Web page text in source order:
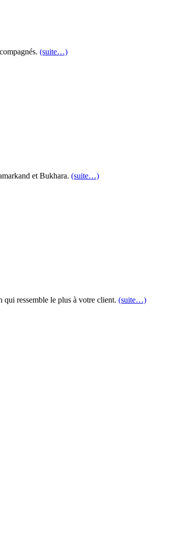
(suite…)
et Bukhara. (suite…)
qui ressemble le plus à votre client. (suite…)